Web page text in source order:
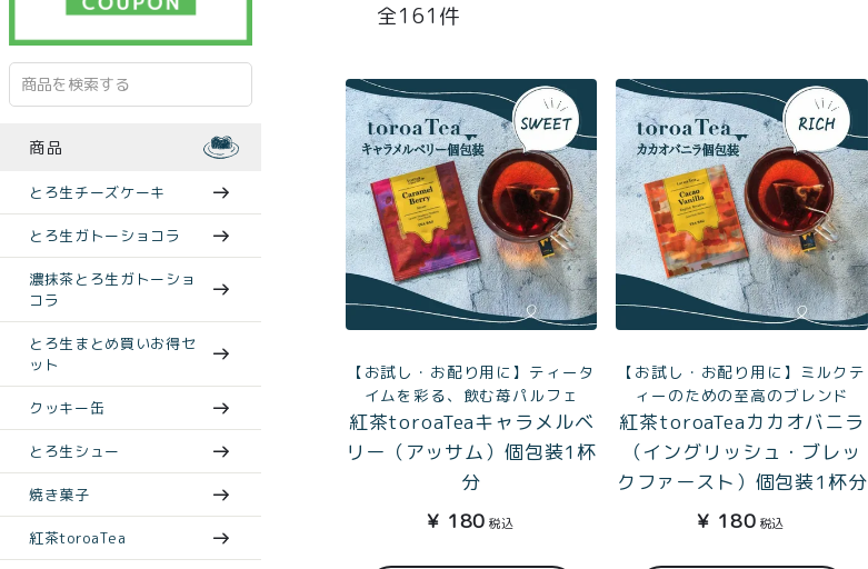
161
【お試し・お配り用に】ティータ
イムを彩る、飲む苺パルフェ
紅茶toroaTeaキャラメルベ
リー（アッサム）個包装1杯
分
¥ 180 税込
【お試し・お配り用に】ミルクテ
ィーのための至高のブレンド
紅茶toroaTeaカカオバニラ
（イングリッシュ・ブレッ
クファースト）個包装1杯分
¥ 180 税込
商品
とろ生チーズケーキ
とろ生ガトーショコラ
濃抹茶とろ生ガトーショ
コラ
とろ生まとめ買いお得セ
ット
クッキー缶
とろ生シュー
焼き菓子
紅茶toroaTea